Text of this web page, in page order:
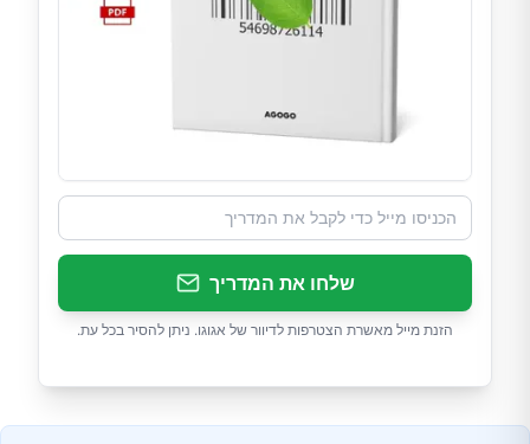
שלחו את המדריך
הזנת מייל מאשרת הצטרפות לדיוור של אגוגו. ניתן להסיר בכל עת.